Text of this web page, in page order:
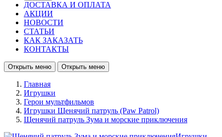
ДОСТАВКА И ОПЛАТА
АКЦИИ
НОВОСТИ
СТАТЬИ
КАК ЗАКАЗАТЬ
КОНТАКТЫ
Открыть меню Открыть меню
Главная
Игрушки
Герои мультфильмов
Игрушки Щенячий патруль (Paw Patrol)
Щенячий патруль Зума и морские приключения